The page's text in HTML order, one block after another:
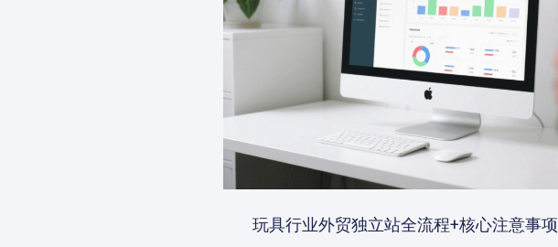
玩具行业外贸独立站全流程+核心注意事项